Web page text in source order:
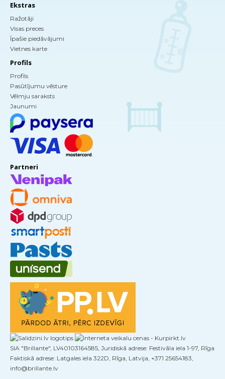
Ekstras
Ražotāji
Visas preces
Īpašie piedāvājumi
Vietnes karte
Profils
Profils
Pasūtījumu vēsture
Vēlmju saraksts
Jaunumi
Partneri
SIA "Brillante", LV40103164585, Juridiskā adrese: Festivāla iela 1-97, Rīga
Faktiskā adrese: Latgales iela 322D, Rīga, Latvija, +371 25654183,
info@brillante.lv